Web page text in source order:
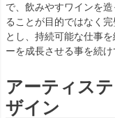
で、飲みやすワインを
ることが目的ではなく
とし、持続可能な仕事
ーを成長させる事を続け
アーティス
ザイン